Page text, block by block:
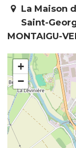
La Maison
Saint-
MONTAIGU-
+
−